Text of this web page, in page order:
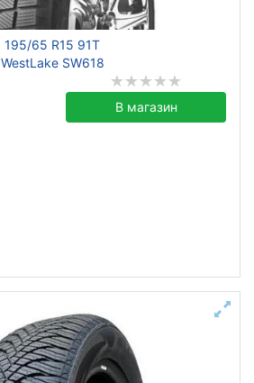
195/65 R15 91T
WestLake SW618
В магазин